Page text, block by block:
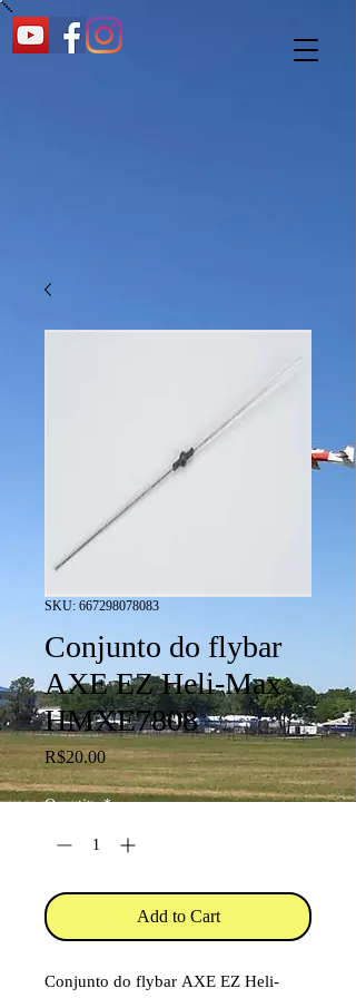
SKU: 667298078083
Conjunto do flybar
AXE EZ Heli-Max
HMXE7808
R$20.00Price
Quantity *
Add to Cart
Conjunto do flybar AXE EZ Heli-